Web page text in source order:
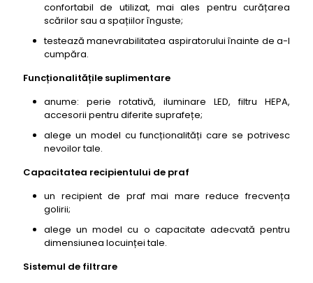
confortabil de utilizat, mai ales pentru curățarea
scărilor sau a spațiilor înguste;
testează manevrabilitatea aspiratorului înainte de a-l
cumpăra.
Funcționalitățile suplimentare
anume: perie rotativă, iluminare LED, filtru HEPA,
accesorii pentru diferite suprafețe;
alege un model cu funcționalități care se potrivesc
nevoilor tale.
Capacitatea recipientului de praf
un recipient de praf mai mare reduce frecvența
golirii;
alege un model cu o capacitate adecvată pentru
dimensiunea locuinței tale.
Sistemul de filtrare